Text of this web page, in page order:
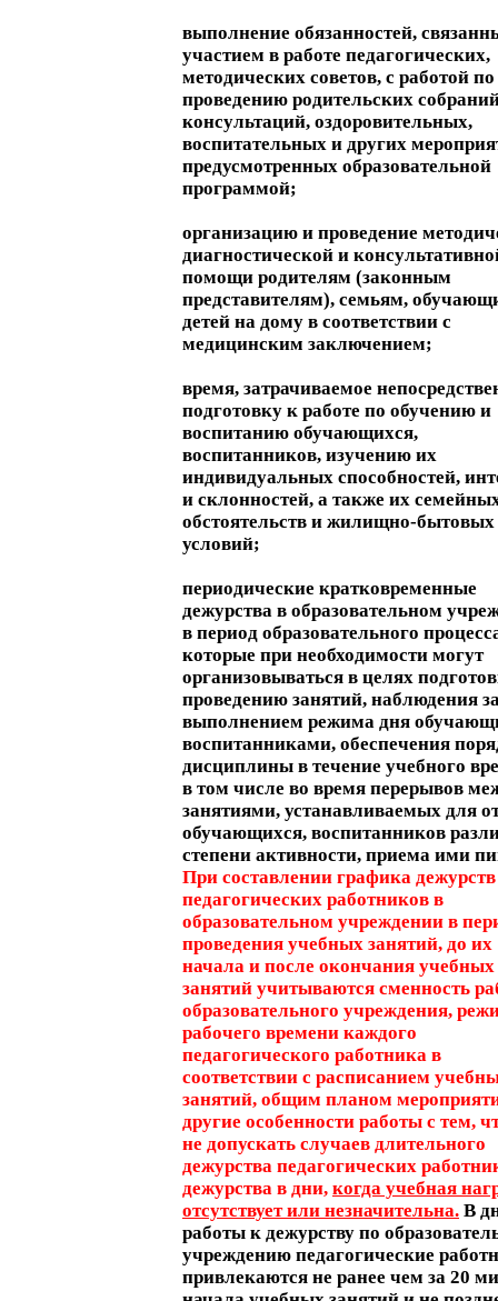
выполнение обязанностей,
участием в работе педагогических,
методических советов, с работой по
проведению родительских
консультаций, оздоровительных,
воспитательных и других
предусмотренных образовательной
программой;
организацию и проведение
диагностической и
помощи родителям (законным
представителям), семьям,
детей на дому в соответствии с
медицинским заключением;
время, затрачиваемое
подготовку к работе по обучению и
воспитанию обучающихся,
воспитанников, изучению их
индивидуальных способностей,
и склонностей, а также их
обстоятельств и жилищно-бытовых
условий;
периодические кратковременные
дежурства в образовательном
в период образовательного
которые при необходимости могут
организовываться в целях
проведению занятий, наблюдения
выполнением режима дня
воспитанниками, обеспечения
дисциплины в течение учебного
в том числе во время перерывов
занятиями, устанавливаемых для
обучающихся, воспитанников
степени активности, приема ими
При составлении графика дежурств
педагогических работников в
образовательном учреждении в
проведения учебных занятий, до их
начала и после окончания учебных
занятий учитываются сменность
образовательного учреждения,
рабочего времени каждого
педагогического работника в
соответствии с расписанием
занятий, общим планом
другие особенности работы с тем,
не допускать случаев длительного
дежурства педагогических
дежурства в дни, когда учебная
отсутствует или незначительна. В
работы к дежурству по
учреждению педагогические
привлекаются не ранее чем за 20